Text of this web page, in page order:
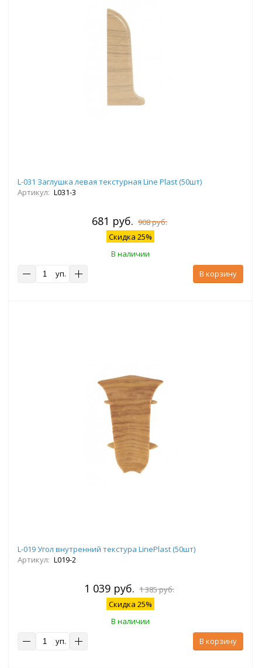
L-031 Заглушка левая текстурная Line Plast (50шт)
Артикул: L031-3
681 руб. 908 руб.
Скидка 25%
В наличии
уп.
В корзину
L-019 Угол внутренний текстура LinePlast (50шт)
Артикул: L019-2
1 039 руб. 1 385 руб.
Скидка 25%
В наличии
уп.
В корзину